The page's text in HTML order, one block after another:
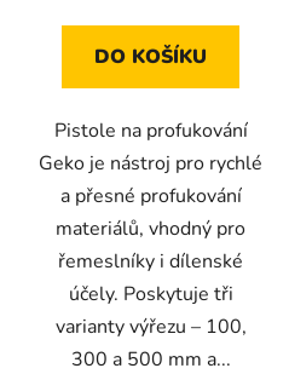
DO KOŠÍKU
Pistole na profukování
Geko je nástroj pro rychlé
a přesné profukování
materiálů, vhodný pro
řemeslníky i dílenské
účely. Poskytuje tři
varianty výřezu – 100,
300 a 500 mm a...